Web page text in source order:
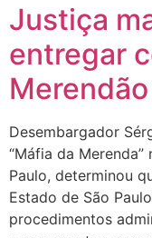
Justiça
entregar
Merendão
Desembargador
“Máfia da
Paulo, determinou
Estado de São
procedimentos